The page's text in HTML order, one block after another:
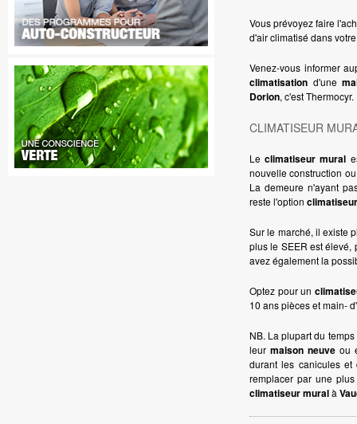
Vous prévoyez faire
d'air climatisé dans
Venez-vous informer
climatisation d'une
Dorion, c'est Thermocyr.
CLIMATISEUR
Leclimatiseur mural
nouvelle construction
La demeure n'ayant
reste l'option
Sur le marché, il existe
plus le SEER est élevé,
avez également la
Optez pour un
10 ans pièces et main-
NB. La plupart du
leurmaison neuve ou
durant les canicules
remplacer par une
climatiseur muralà